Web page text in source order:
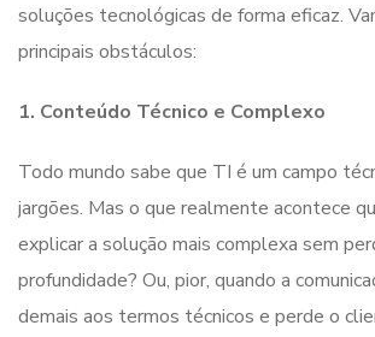
soluções tecnológicas de forma eficaz.
principais obstáculos:
1. Conteúdo Técnico e Complexo
Todo mundo sabe que TI é um campo
jargões. Mas o que realmente acontece
explicar a solução mais complexa sem
profundidade? Ou, pior, quando a
demais aos termos técnicos e perde o